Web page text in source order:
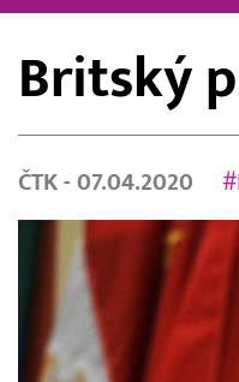
Britský
ČTK - 07.04.2020